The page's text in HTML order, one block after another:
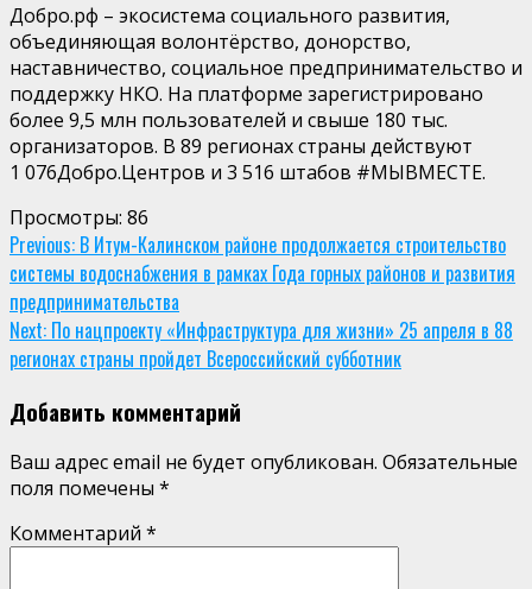
Добро.рф – экосистема социального развития,
объединяющая волонтёрство, донорство,
наставничество, социальное предпринимательство и
поддержку НКО. На платформе зарегистрировано
более 9,5 млн пользователей и свыше 180 тыс.
организаторов. В 89 регионах страны действуют
1 076Добро.Центров и 3 516 штабов #МЫВМЕСТЕ.
Просмотры: 86
Continue
Reading
Previous: В Итум-Калинском районе продолжается строительство
системы водоснабжения в рамках Года горных районов и развития
предпринимательства
Next: По нацпроекту «Инфраструктура для жизни» 25 апреля в 88
регионах страны пройдет Всероссийский субботник
Добавить комментарий
Ваш адрес email не будет опубликован. Обязательные
поля помечены *
Комментарий *